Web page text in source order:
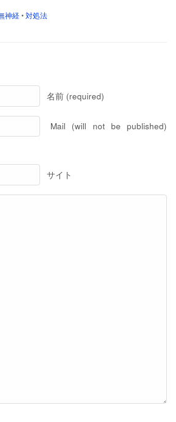
神経•対処法
名前 (required)
Mail (will not be published)
サイト